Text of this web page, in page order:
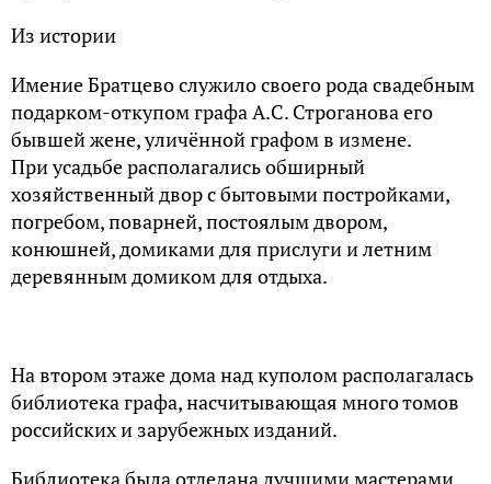
Из истории
Имение Братцево служило своего рода свадебным
подарком-откупом графа А.С. Строганова его
бывшей жене, уличённой графом в измене.
При усадьбе располагались обширный
хозяйственный двор с бытовыми постройками,
погребом, поварней, постоялым двором,
конюшней, домиками для прислуги и летним
деревянным домиком для отдыха.
На втором этаже дома над куполом располагалась
библиотека графа, насчитывающая много томов
российских и зарубежных изданий.
Библиотека была отделана лучшими мастерами